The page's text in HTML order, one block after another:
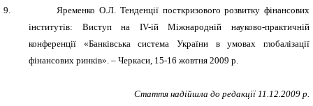
9.
Яременко О.Л. Тенденції посткризового розвитку фінансових
інститутів: Виступ на IV-ій Міжнародній науково-практичній
конференції «Банківська система України в умовах глобалізації
фінансових ринків». – Черкаси, 15-16 жовтня 2009 р.
Стаття надійшла до редакції 11.12.2009 р.